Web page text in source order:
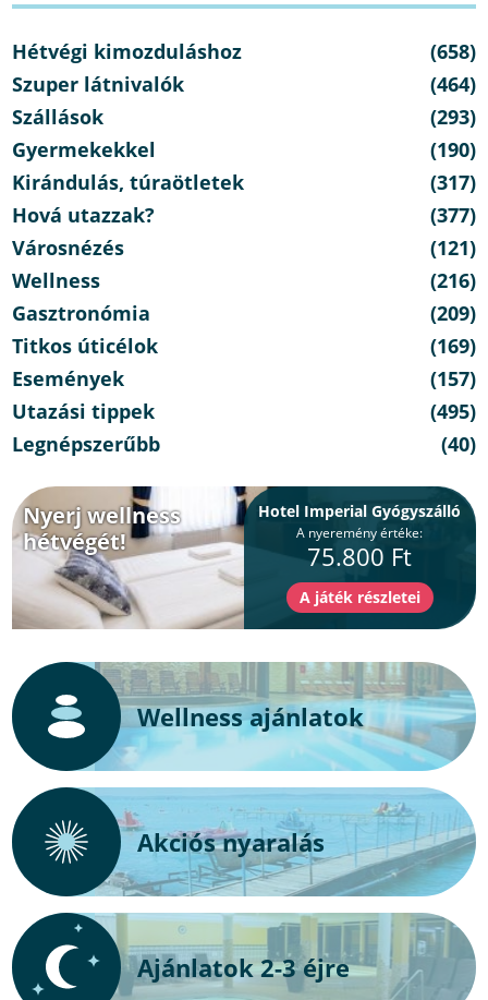
Hétvégi kimozduláshoz
(658)
Szuper látnivalók
(464)
Szállások
(293)
Gyermekekkel
(190)
Kirándulás, túraötletek
(317)
Hová utazzak?
(377)
Városnézés
(121)
Wellness
(216)
Gasztronómia
(209)
Titkos úticélok
(169)
Események
(157)
Utazási tippek
(495)
Legnépszerűbb
(40)
Nyerj wellness
hétvégét!
Hotel Imperial Gyógyszálló
A nyeremény értéke:
75.800 Ft
Wellness ajánlatok
Akciós nyaralás
Ajánlatok 2-3 éjre